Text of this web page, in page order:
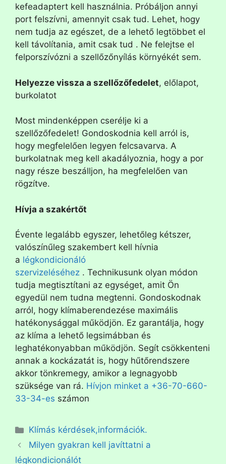
kefeadaptert kell használnia. Próbáljon annyi
port felszívni, amennyit csak tud. Lehet, hogy
nem tudja az egészet, de a lehető legtöbbet el
kell távolítania, amit csak tud . Ne felejtse el
felporszívózni a szellőzőnyílás környékét sem.
Helyezze vissza a szellőzőfedelet, előlapot,
burkolatot
Most mindenképpen cserélje ki a
szellőzőfedelet! Gondoskodnia kell arról is,
hogy megfelelően legyen felcsavarva. A
burkolatnak meg kell akadályoznia, hogy a por
nagy része beszálljon, ha megfelelően van
rögzítve.
Hívja a szakértőt
Évente legalább egyszer, lehetőleg kétszer,
valószínűleg szakembert kell hívnia
a légkondicionáló
szervizeléséhez . Technikusunk olyan módon
tudja megtisztítani az egységet, amit Ön
egyedül nem tudna megtenni. Gondoskodnak
arról, hogy klímaberendezése maximális
hatékonysággal működjön. Ez garantálja, hogy
az klíma a lehető legsimábban és
leghatékonyabban működjön. Segít csökkenteni
annak a kockázatát is, hogy hűtőrendszere
akkor tönkremegy, amikor a legnagyobb
szüksége van rá. Hívjon minket a +36-70-660-
33-34-es számon
Klímás kérdések,információk.
Milyen gyakran kell javíttatni a
légkondicionálót